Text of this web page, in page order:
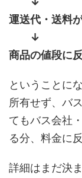
運送代・送料
↓
商品の値段に
ということに
所有せず、バ
てもバス会社
る分、料金に
詳細はまだ決